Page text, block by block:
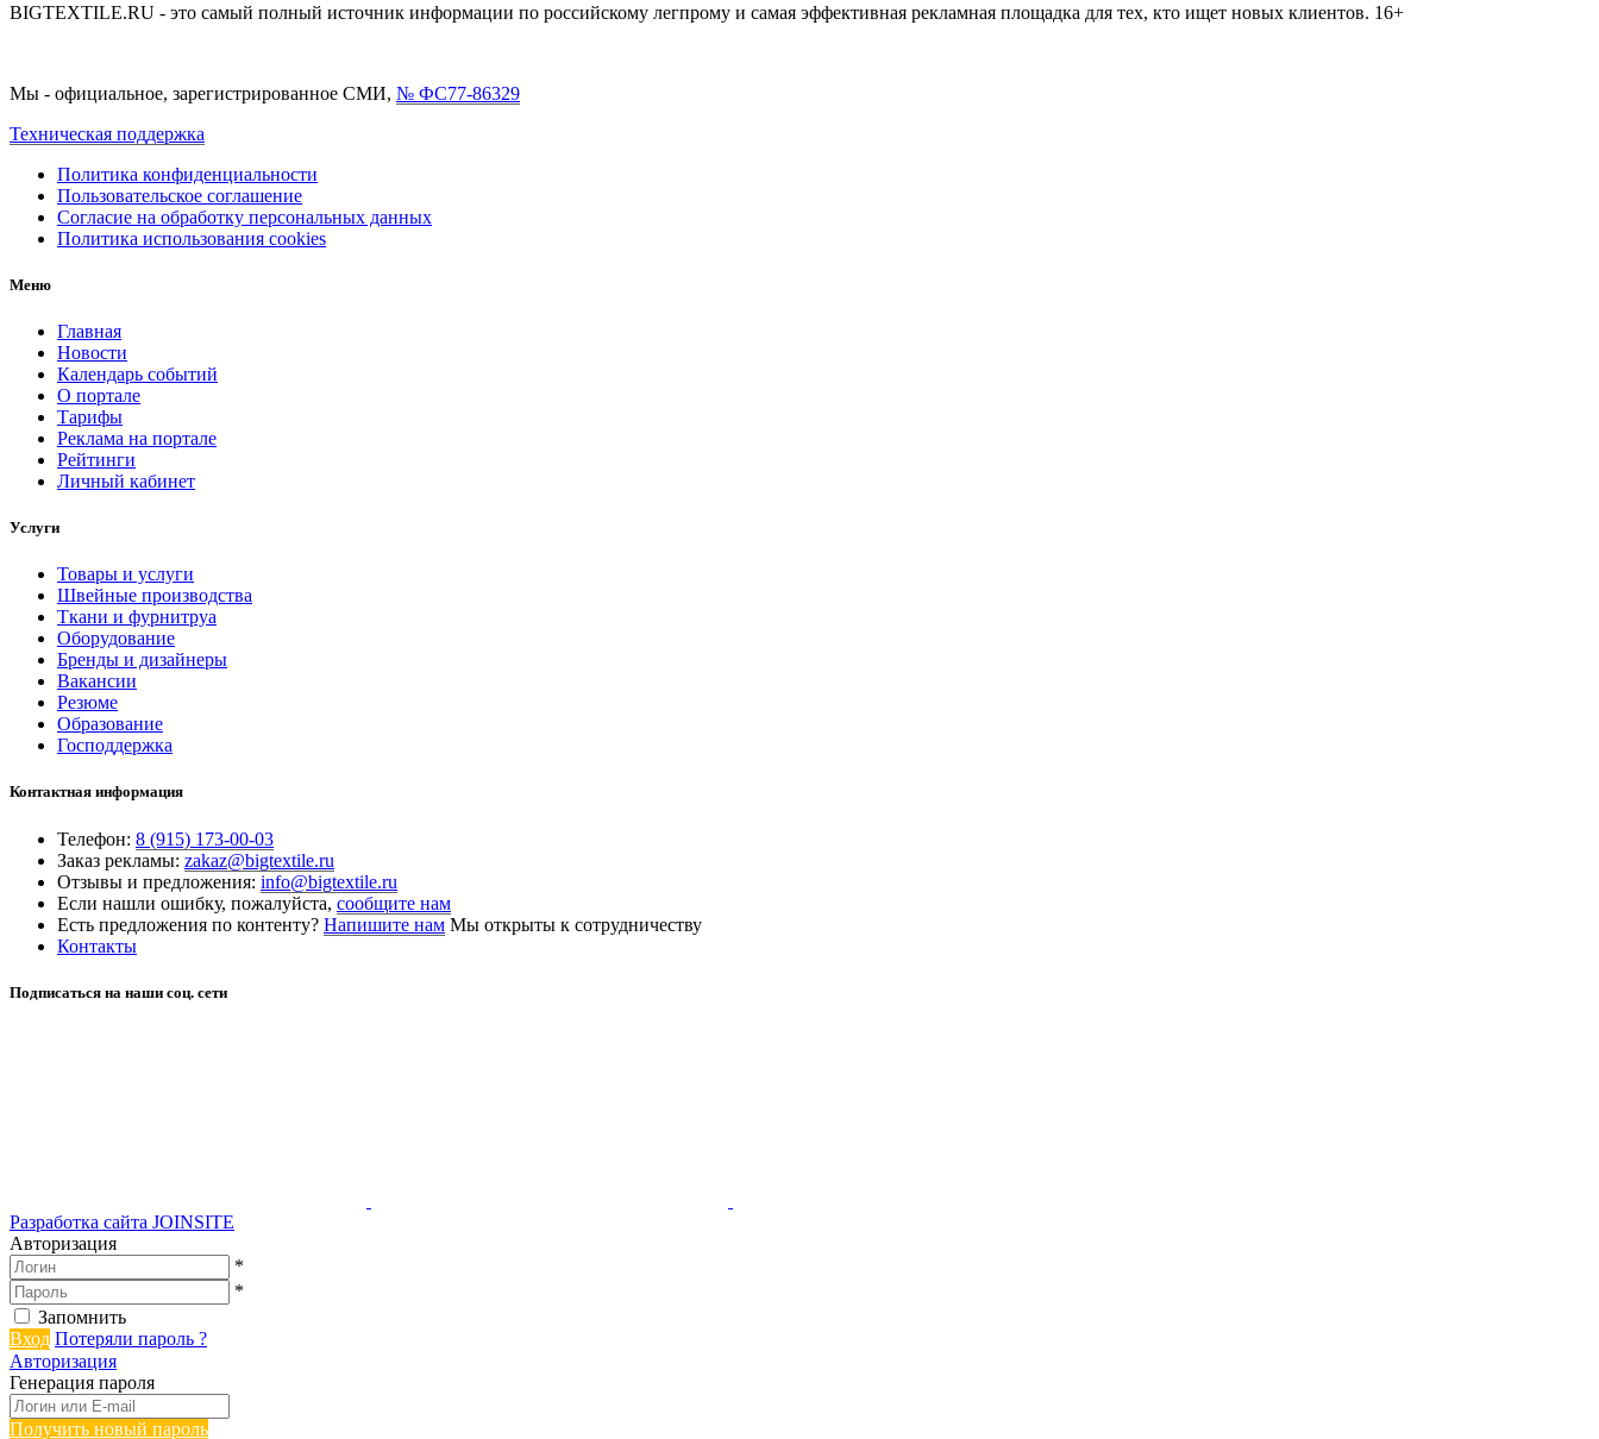
BIGTEXTILE.RU - это самый полный источник информации по российскому легпрому и самая эффективная рекламная площадка для тех, кто ищет новых клиентов. 16+
Мы - официальное, зарегистрированное СМИ, № ФС77-86329
Техническая поддержка
Политика конфиденциальности
Пользовательское соглашение
Согласие на обработку персональных данных
Политика использования cookies
Меню
Главная
Новости
Календарь событий
О портале
Тарифы
Реклама на портале
Рейтинги
Личный кабинет
Услуги
Товары и услуги
Швейные производства
Ткани и фурнитруа
Оборудование
Бренды и дизайнеры
Вакансии
Резюме
Образование
Господдержка
Контактная информация
Телефон: 8 (915) 173-00-03
Заказ рекламы: zakaz@bigtextile.ru
Отзывы и предложения: info@bigtextile.ru
Если нашли ошибку, пожалуйста, сообщите нам
Есть предложения по контенту? Напишите нам Мы открыты к сотрудничеству
Контакты
Подписаться на наши соц. сети
Разработка сайта JOINSITE
Авторизация
*
*
Запомнить
Вход Потеряли пароль ?
Авторизация
Генерация пароля
Получить новый пароль